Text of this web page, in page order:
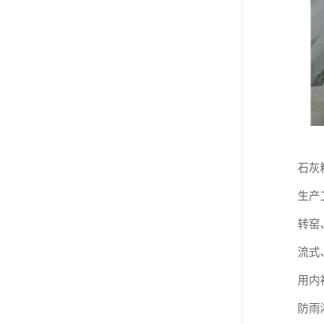
石灰
生产
转窑
流式
用内
防雨